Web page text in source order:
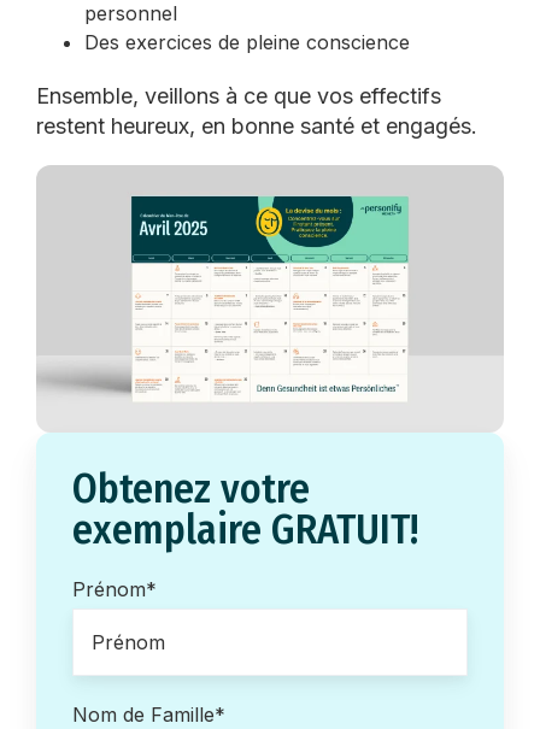
personnel
Des exercices de pleine conscience
Ensemble, veillons à ce que vos effectifs
restent heureux, en bonne santé et engagés.
Obtenez votre
exemplaire GRATUIT!
Prénom*
Nom de Famille*